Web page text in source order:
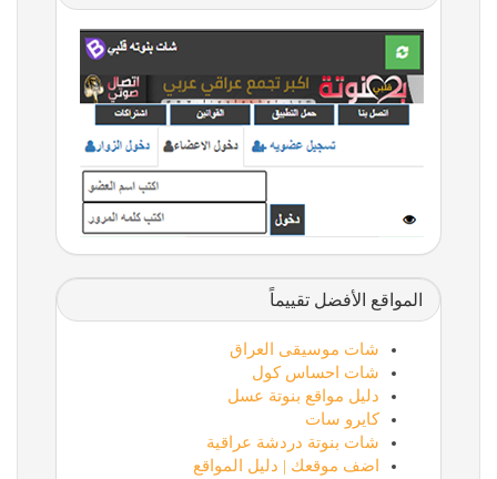
المواقع الأفضل تقييماً
شات موسيقى العراق
شات احساس كول
دليل مواقع بنوتة عسل
كايرو سات
شات بنوتة دردشة عراقية
اضف موقعك | دليل المواقع